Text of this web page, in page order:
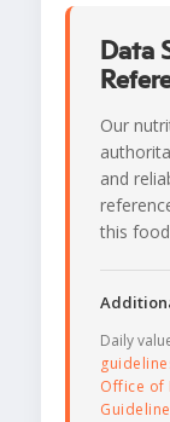
Data
Our
and
this
Daily
Office of